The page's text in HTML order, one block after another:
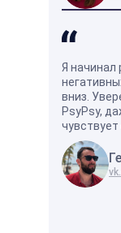
Я начинал
вниз.
PsyPsy,
чувствует